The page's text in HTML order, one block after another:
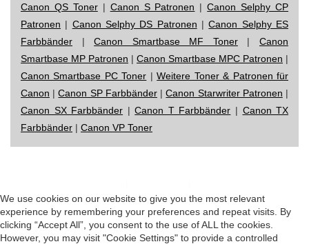
Canon QS Toner| Canon S Patronen |Canon Selphy CP
Patronen | Canon Selphy DS Patronen |Canon Selphy ES
Farbbänder |Canon Smartbase MF Toner|Canon
Smartbase MP Patronen | Canon Smartbase MPC Patronen |
Canon Smartbase PC Toner |Weitere Toner & Patronen für
Canon |Canon SP Farbbänder|Canon Starwriter Patronen |
Canon SX Farbbänder |Canon T Farbbänder | Canon TX
Farbbänder | Canon VP Toner
We use cookies on our website to give you the most relevant
experience by remembering your preferences and repeat visits. By
clicking “Accept All”, you consent to the use of ALL the cookies.
However, you may visit "Cookie Settings" to provide a controlled